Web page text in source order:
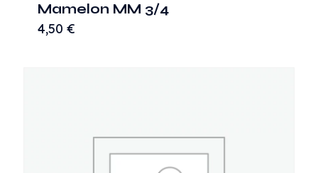
Mamelon MM 3/4
4,50 €